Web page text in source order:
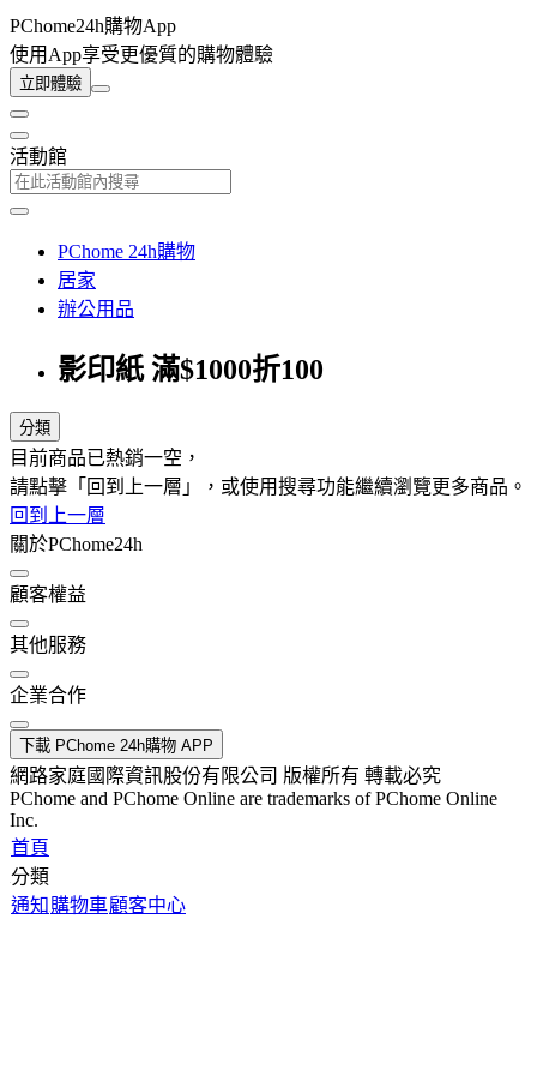
PChome24h購物App
使用App享受更優質的購物體驗
立即體驗
活動館
PChome 24h購物
居家
辦公用品
影印紙 滿$1000折100
分類
目前商品已熱銷一空，
請點擊「回到上一層」，或使用搜尋功能繼續瀏覽更多商品。
回到上一層
關於PChome24h
顧客權益
其他服務
企業合作
下載 PChome 24h購物 APP
網路家庭國際資訊股份有限公司 版權所有 轉載必究
PChome and PChome Online are trademarks of PChome Online
Inc.
首頁
分類
通知 購物車顧客中心